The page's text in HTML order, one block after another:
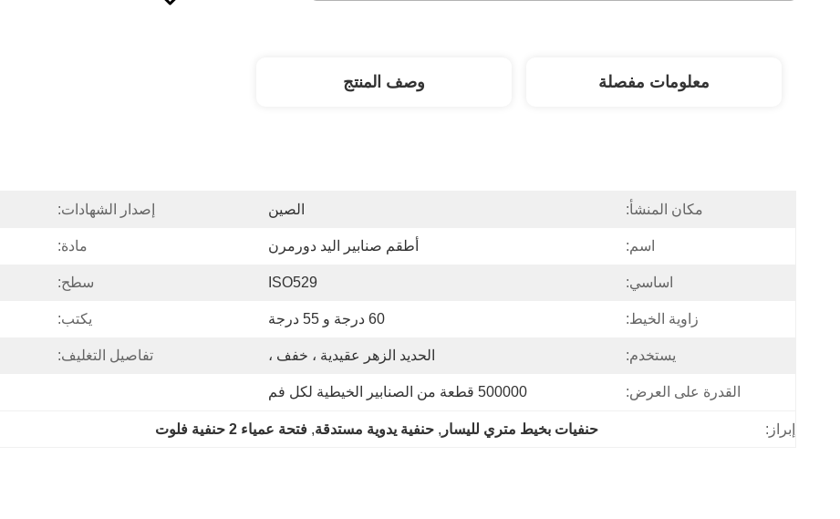
معلومات مفصلة وصف المنتج
مكان المنشأ: الصين إصدار الشهادات:
اسم: أطقم صنابير اليد دورمرن مادة:
اساسي: ISO529 سطح:
زاوية الخيط: 60 درجة و 55 درجة يكتب:
يستخدم: الحديد الزهر عقيدية ، خفف ، تفاصيل التغليف:
القدرة على العرض: 500000 قطعة من الصنابير الخيطية لكل فم
إبراز: حنفيات بخيط متري لليسار , حنفية يدوية مستدقة, فتحة عمياء 2 حنفية فلوت